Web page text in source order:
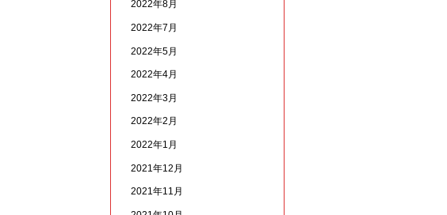
2022年8月
2022年7月
2022年5月
2022年4月
2022年3月
2022年2月
2022年1月
2021年12月
2021年11月